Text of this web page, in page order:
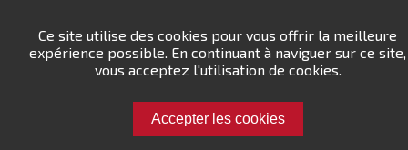
Ce site utilise des cookies pour vous offrir la meilleure
expérience possible. En continuant à naviguer sur ce site,
vous acceptez l'utilisation de cookies.
Accepter les cookies